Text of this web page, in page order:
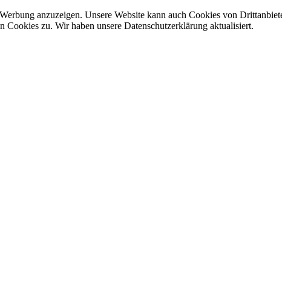
anzuzeigen. Unsere Website kann auch Cookies von
zu. Wir haben unsere Datenschutzerklärung aktualisiert.